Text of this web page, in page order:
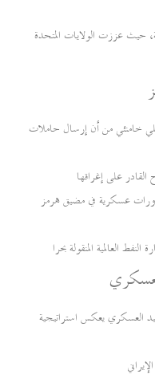
حيث عززت الولايات المتحدة
خامنئي من أن إرسال حاملات
على إغراقها
عسكرية في مضيق هرمز
العالمية المنقولة بحرا
العسكري يعكس استراتيجية